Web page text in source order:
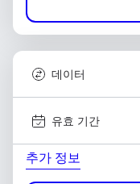
데이터
유효 기간
추가 정보